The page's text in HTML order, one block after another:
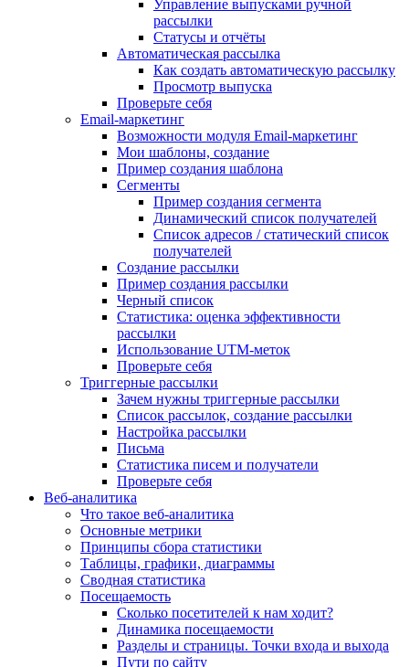
Управление выпусками ручной
рассылки
Статусы и отчёты
Автоматическая рассылка
Как создать автоматическую рассылку
Просмотр выпуска
Проверьте себя
Email-маркетинг
Возможности модуля Email-маркетинг
Мои шаблоны, создание
Пример создания шаблона
Сегменты
Пример создания сегмента
Динамический список получателей
Список адресов / статический список
получателей
Создание рассылки
Пример создания рассылки
Черный список
Статистика: оценка эффективности
рассылки
Использование UTM-меток
Проверьте себя
Триггерные рассылки
Зачем нужны триггерные рассылки
Список рассылок, создание рассылки
Настройка рассылки
Письма
Статистика писем и получатели
Проверьте себя
Веб-аналитика
Что такое веб-аналитика
Основные метрики
Принципы сбора статистики
Таблицы, графики, диаграммы
Сводная статистика
Посещаемость
Сколько посетителей к нам ходит?
Динамика посещаемости
Разделы и страницы. Точки входа и выхода
Пути по сайту